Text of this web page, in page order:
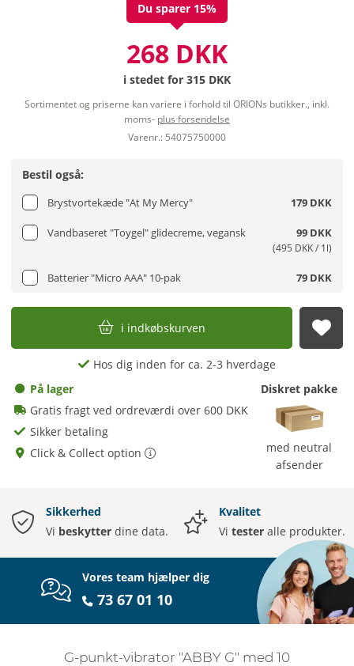
Du sparer 15%
268 DKK
i stedet for 315 DKK
Sortimentet og priserne kan variere i forhold til ORIONs butikker., inkl.
moms- plus forsendelse
Varenr.: 54075750000
Bestil også:
Brystvortekæde "At My Mercy" 179 DKK
Vandbaseret "Toygel" glidecreme, vegansk 99 DKK
(495 DKK / 1l)
Batterier "Micro AAA" 10-pak 79 DKK
i indkøbskurven
Hos dig inden for ca. 2-3 hverdage
På lager
Gratis fragt ved ordreværdi over 600 DKK
Sikker betaling
Click & Collect option
Diskret pakke
med neutral
afsender
Sikkerhed
Vi beskytter dine data.
Kvalitet
Vi tester alle produkter.
Vores team hjælper dig
73 67 01 10
G-punkt-vibrator "ABBY G" med 10